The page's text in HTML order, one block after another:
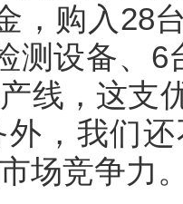
，购入28
测设备、
线，这支
外，我们
场竞争力